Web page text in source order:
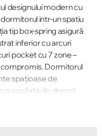
designului modern cu
intr-un spatiu
tip box-spring asigură
inferior cu arcuri
pocket cu 7 zone –
Dormitorul
spațioase de
suprafața de dormit,